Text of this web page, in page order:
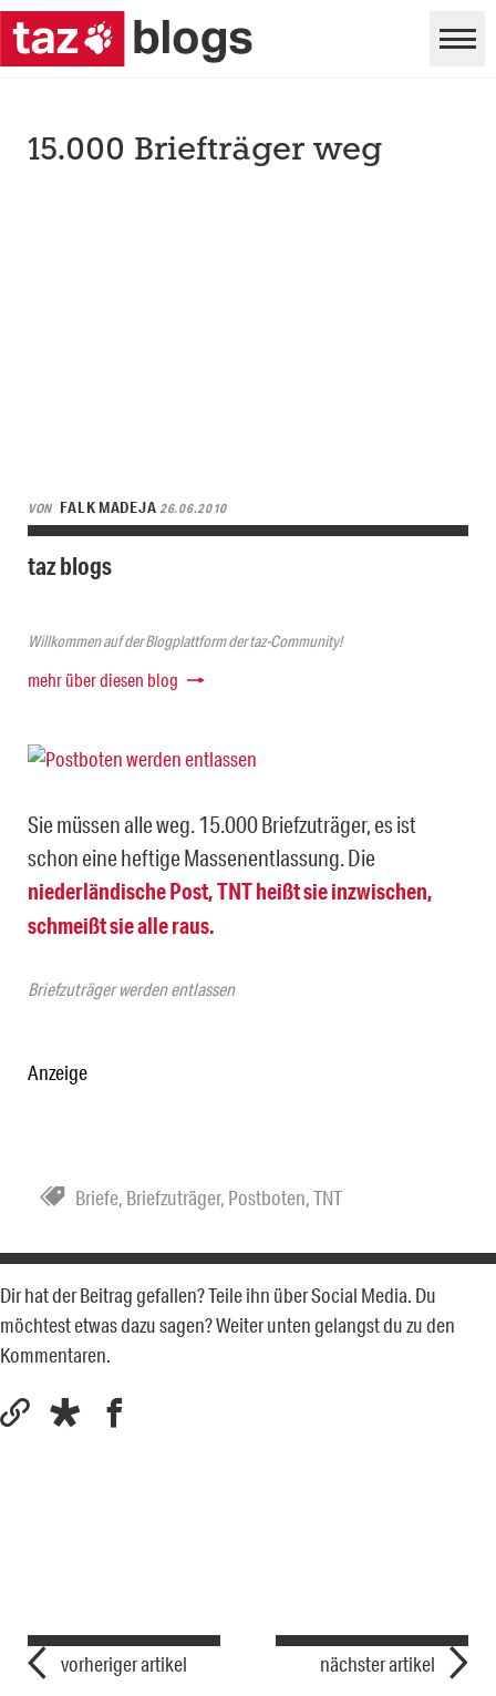
15.000 Briefträger weg
VON FALK MADEJA26.06.2010
taz blogs
Willkommen auf der Blogplattform der taz-Community!
mehr über diesen blog
Briefzuträger werden entlassen
Sie müssen alle weg. 15.000 Briefzuträger, es ist
schon eine heftige Massenentlassung. Die
niederländische Post, TNT heißt sie inzwischen,
schmeißt sie alle raus.
Anzeige
Briefe, Briefzuträger, Postboten,TNT
Dir hat der Beitrag gefallen? Teile ihn über Social Media. Du
möchtest etwas dazu sagen? Weiter unten gelangst du zu den
Kommentaren.
vorheriger artikel nächster artikel